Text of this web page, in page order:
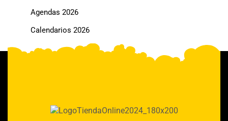
Agendas 2026
Calendarios 2026